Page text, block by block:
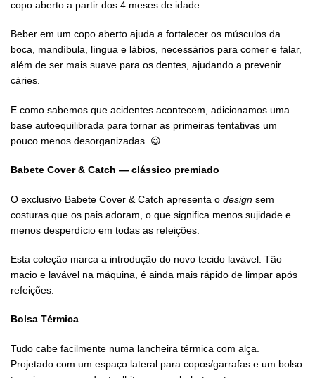
copo aberto a partir dos 4 meses de idade.
Beber em um copo aberto ajuda a fortalecer os músculos da
boca, mandíbula, língua e lábios, necessários para comer e falar,
além de ser mais suave para os dentes, ajudando a prevenir
cáries.
E como sabemos que acidentes acontecem, adicionamos uma
base autoequilibrada para tornar as primeiras tentativas um
pouco menos desorganizadas. 😉
Babete Cover & Catch — clássico premiado
O exclusivo Babete Cover & Catch apresenta o design sem
costuras que os pais adoram, o que significa menos sujidade e
menos desperdício em todas as refeições.
Esta coleção marca a introdução do novo tecido lavável. Tão
macio e lavável na máquina, é ainda mais rápido de limpar após
refeições.
Bolsa Térmica
Tudo cabe facilmente numa lancheira térmica com alça.
Projetado com um espaço lateral para copos/garrafas e um bolso